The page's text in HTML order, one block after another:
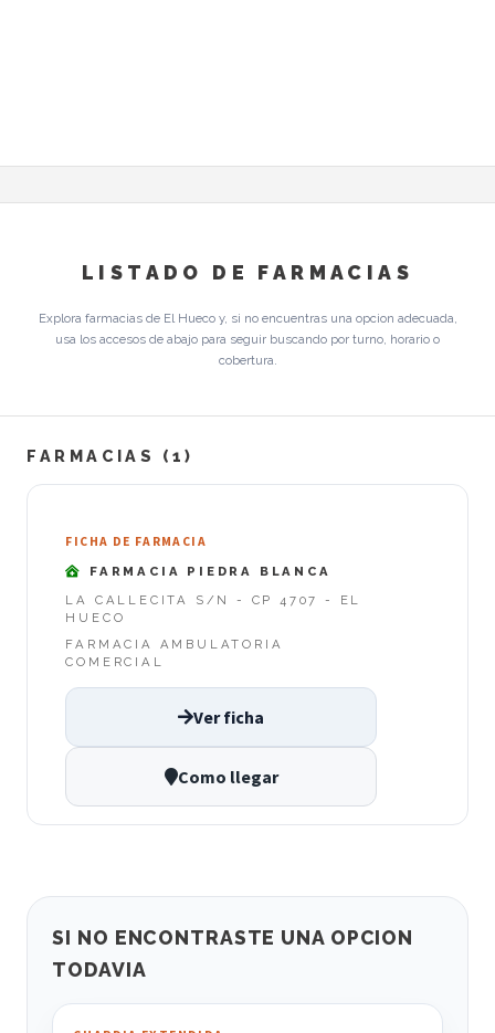
LISTADO DE FARMACIAS
Explora farmacias de El Hueco y, si no encuentras una opcion adecuada,
usa los accesos de abajo para seguir buscando por turno, horario o
cobertura.
FARMACIAS (1)
FICHA DE FARMACIA
FARMACIA PIEDRA BLANCA
LA CALLECITA S/N - CP 4707 - EL
HUECO
FARMACIA AMBULATORIA
COMERCIAL
Ver ficha
Como llegar
SI NO ENCONTRASTE UNA OPCION
TODAVIA